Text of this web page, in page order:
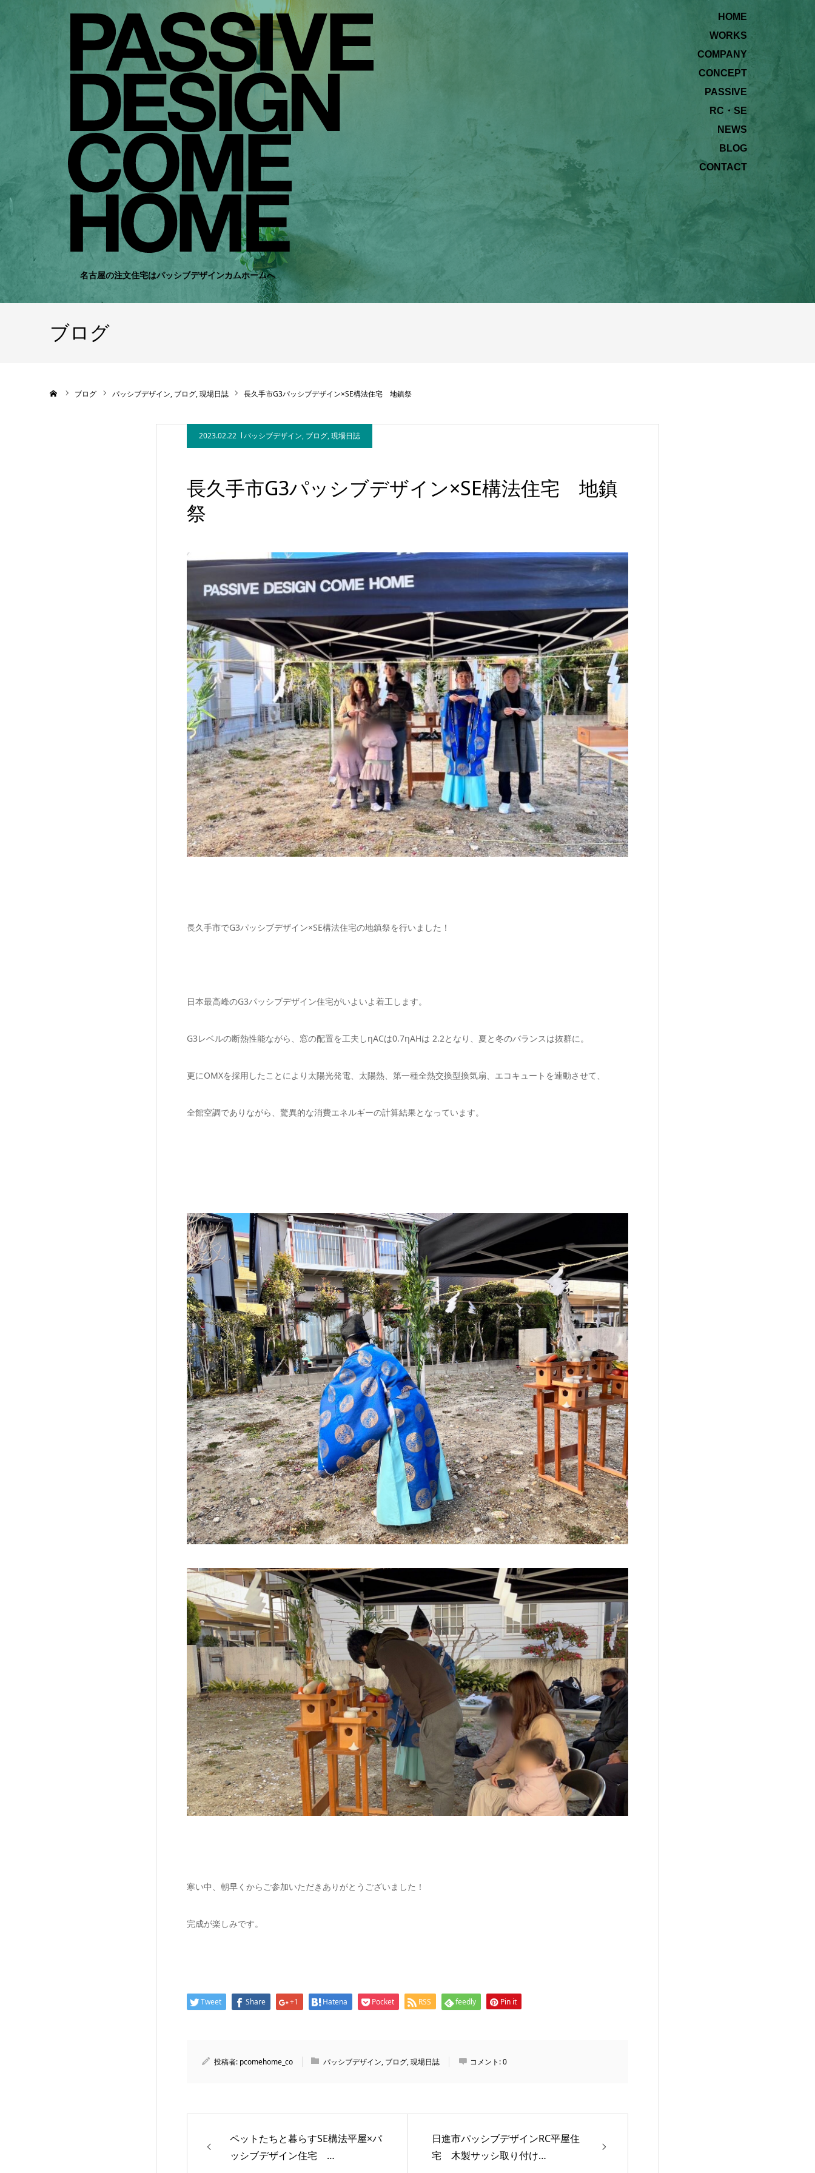
名古屋の注文住宅はパッシブデザインカムホームへ
HOME
WORKS
COMPANY
CONCEPT
PASSIVE
RC・SE
NEWS
BLOG
CONTACT
ブログ
ブログ パッシブデザイン ブログ 現場日誌 長久手市G3パッシブデザイン×SE構法住宅 地鎮祭
2023.02.22 パッシブデザイン, ブログ,現場日誌
長久手市G3パッシブデザイン×SE構法住宅 地鎮
祭
長久手市でG3パッシブデザイン×SE構法住宅の地鎮祭を行いました！
日本最高峰のG3パッシブデザイン住宅がいよいよ着工します。
G3レベルの断熱性能ながら、窓の配置を工夫しηACは0.7ηAHは 2.2となり、夏と冬のバランスは抜群に。
更にOMXを採用したことにより太陽光発電、太陽熱、第一種全熱交換型換気扇、エコキュートを連動させて、
全館空調でありながら、驚異的な消費エネルギーの計算結果となっています。
寒い中、朝早くからご参加いただきありがとうございました！
完成が楽しみです。
Tweet Share +1 Hatena Pocket RSS feedly Pin it
投稿者: pcomehome_co パッシブデザイン, ブログ,現場日誌 コメント:0
ペットたちと暮らすSE構法平屋×パ
ッシブデザイン住宅 …
日進市パッシブデザインRC平屋住
宅 木製サッシ取り付け…